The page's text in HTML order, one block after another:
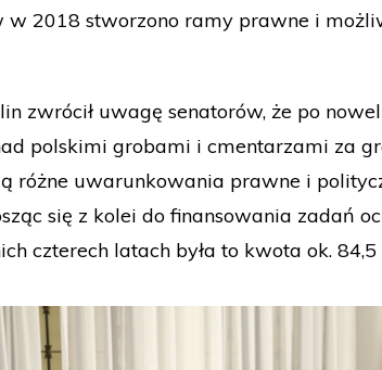
w 2018 stworzono ramy prawne i
zwrócił uwagę senatorów, że po
polskimi grobami i cmentarzami za
różne uwarunkowania prawne i
się z kolei do finansowania zadań
czterech latach była to kwota ok. 84,5